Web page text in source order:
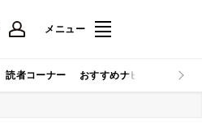
メニュー
読者コーナー おすすめナビ マイナビ